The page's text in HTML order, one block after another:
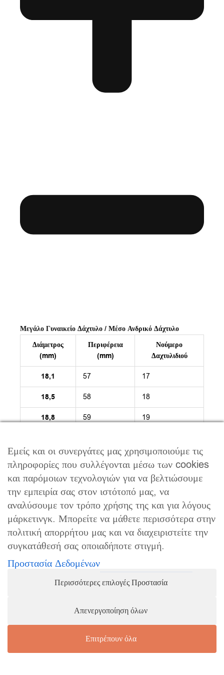
Μεγάλο Γυναικείο Δάχτυλο / Μέσο Ανδρικό Δάχτυλο
Διάμετρος
(mm)
Περιφέρεια
(mm)
Νούμερο
Δαχτυλιδιού
18,1 57 17
18,5 58 18
18,8 59 19
19,5 61 21
19,8 62 22
20 63
Εμείς και οι συνεργάτες μας χρησιμοποιούμε τις
πληροφορίες που συλλέγονται μέσω των cookies
και παρόμοιων τεχνολογιών για να βελτιώσουμε
την εμπειρία σας στον ιστότοπό μας, να
αναλύσουμε τον τρόπο χρήσης της και για λόγους
μάρκετινγκ. Μπορείτε να μάθετε περισσότερα στην
πολιτική απορρήτου μας και να διαχειριστείτε την
συγκατάθεσή σας οποιαδήποτε στιγμή.
Προστασία Δεδομένων
Περισσότερες επιλογές Προστασία
Απενεργοποίηση όλων
Επιτρέπουν όλα